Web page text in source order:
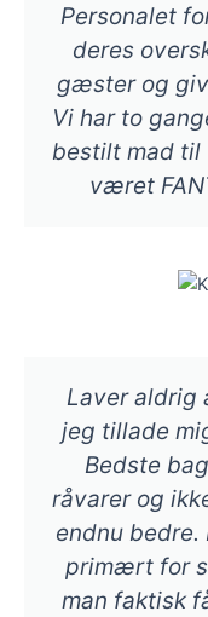
Personalet
deres
gæster og
Vi har to
bestilt mad til
været
Laver aldrig
jeg tillade
Bedste
råvarer og
endnu bedre.
primært for
man faktisk